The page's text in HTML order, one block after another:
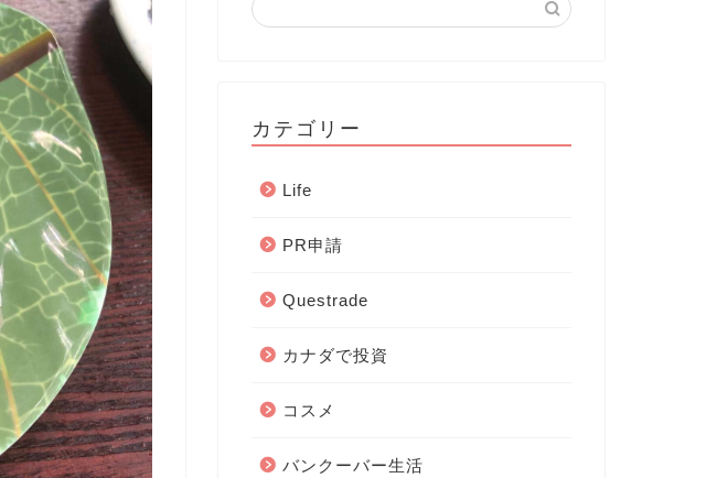
カテゴリー
Life
PR申請
Questrade
カナダで投資
コスメ
バンクーバー生活